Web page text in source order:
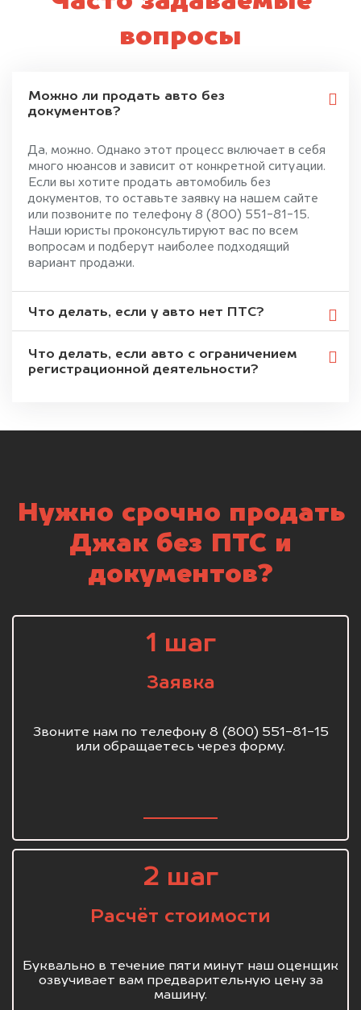
вопросы
Можно ли продать авто без
документов?
Да, можно. Однако этот процесс включает в себя
много нюансов и зависит от конкретной ситуации.
Если вы хотите продать автомобиль без
документов, то оставьте заявку на нашем сайте
или позвоните по телефону 8 (800) 551-81-15.
Наши юристы проконсультируют вас по всем
вопросам и подберут наиболее подходящий
вариант продажи.
Что делать, если у авто нет ПТС?
Что делать, если авто с ограничением
регистрационной деятельности?
Нужно срочно продать
Джак без ПТС и
документов?
1 шаг
Заявка
Звоните нам по телефону 8 (800) 551-81-15
или обращаетесь через форму.
2 шаг
Расчёт стоимости
Буквально в течение пяти минут наш оценщик
озвучивает вам предварительную цену за
машину.